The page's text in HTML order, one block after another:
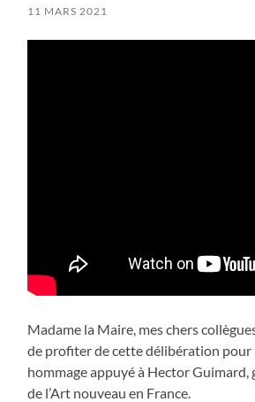
11 MARS 2021
Madame la Maire, mes chers
de profiter de cette délibération pour
hommage appuyé à Hector Guimard,
de l’Art nouveau en France.